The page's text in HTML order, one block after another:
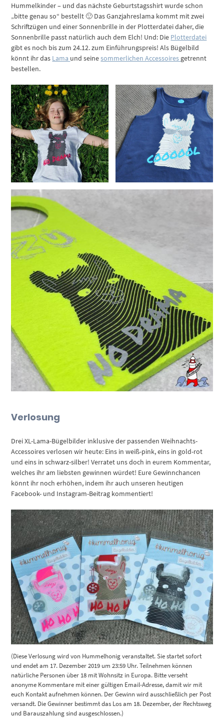
Hummelkinder – und das nächste Geburtstagsshirt wurde schon
„bitte genau so“ bestellt 🙂 Das Ganzjahreslama kommt mit zwei
Schriftzügen und einer Sonnenbrille in der Plotterdatei daher, die
Sonnenbrille passt natürlich auch dem Elch! Und: Die Plotterdatei
gibt es noch bis zum 24.12. zum Einführungspreis! Als Bügelbild
könnt ihr das Lama und seinesommerlichen Accessoires getrennt
bestellen.
Verlosung
Drei XL-Lama-Bügelbilder inklusive der passenden Weihnachts-
Accessoires verlosen wir heute: Eins in weiß-pink, eins in gold-rot
und eins in schwarz-silber! Verratet uns doch in eurem Kommentar,
welches ihr am liebsten gewinnen würdet! Eure Gewinnchancen
könnt ihr noch erhöhen, indem ihr auch unseren heutigen
Facebook- und Instagram-Beitrag kommentiert!
(Diese Verlosung wird von Hummelhonig veranstaltet. Sie startet sofort
und endet am 17. Dezember 2019 um 23:59 Uhr. Teilnehmen können
natürliche Personen über 18 mit Wohnsitz in Europa. Bitte verseht
anonyme Kommentare mit einer gültigen Email-Adresse, damit wir mit
euch Kontakt aufnehmen können. Der Gewinn wird ausschließlich per Post
versandt. Die Gewinner bestimmt das Los am 18. Dezember, der Rechtsweg
und Barauszahlung sind ausgeschlossen.)